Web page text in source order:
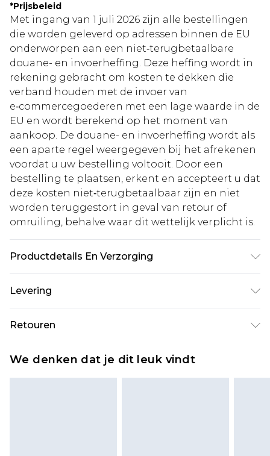
*Prijsbeleid
Met ingang van 1 juli 2026 zijn alle bestellingen
die worden geleverd op adressen binnen de EU
onderworpen aan een niet‑terugbetaalbare
douane- en invoerheffing. Deze heffing wordt in
rekening gebracht om kosten te dekken die
verband houden met de invoer van
e‑commercegoederen met een lage waarde in de
EU en wordt berekend op het moment van
aankoop. De douane- en invoerheffing wordt als
een aparte regel weergegeven bij het afrekenen
voordat u uw bestelling voltooit. Door een
bestelling te plaatsen, erkent en accepteert u dat
deze kosten niet‑terugbetaalbaar zijn en niet
worden teruggestort in geval van retour of
omruiling, behalve waar dit wettelijk verplicht is.
Productdetails En Verzorging
Model wears UK size M.
Levering
Standaardlevering Nederland
€5.99
Expressdienst Nederland
Retouren
vanaf de dag dat u het ontvangt om iets terug te
We denken dat je dit leuk vindt